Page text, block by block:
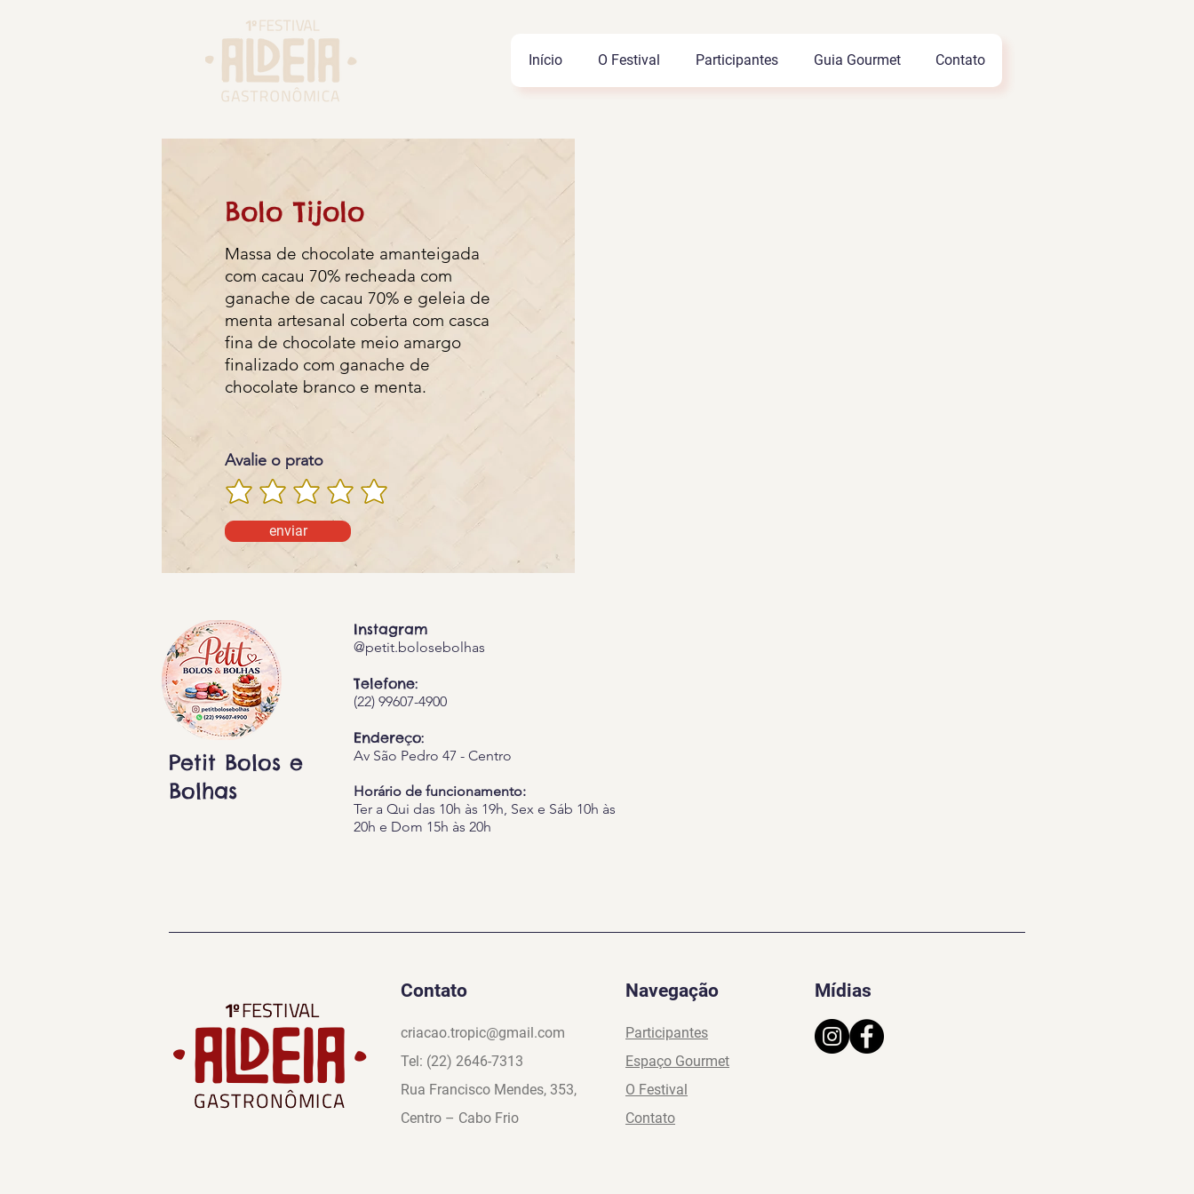
Início O Festival Participantes Guia Gourmet Contato
Bolo Tijolo
Massa de chocolate amanteigada
com cacau 70% recheada com
ganache de cacau 70% e geleia de
menta artesanal coberta com casca
fina de chocolate meio amargo
finalizado com ganache de
chocolate branco e menta.
enviar
Avalie o prato
Petit Bolos e
Bolhas
Instagram
@petit.bolosebolhas
Telefone:
(22) 99607-4900
Endereço:
Av São Pedro 47 - Centro
Horário de funcionamento:
Ter a Qui das 10h às 19h, Sex e Sáb 10h às
20h e Dom 15h às 20h
Contato
criacao.tropic@gmail.com
Tel: (22) 2646-7313
Rua Francisco Mendes, 353,
Centro – Cabo Frio
Navegação
Participantes
Espaço Gourmet
O Festival
Contato
Mídias